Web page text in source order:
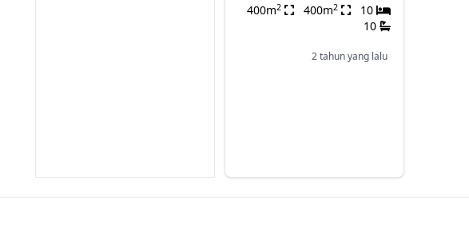
400m2 400m2
10
10
2 tahun yang lalu